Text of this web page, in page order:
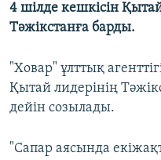
4 шілде кешкісін
Тәжікстанға барды.
"Ховар" ұлттық
Қытай лидерінің
дейін созылады.
"Сапар аясында